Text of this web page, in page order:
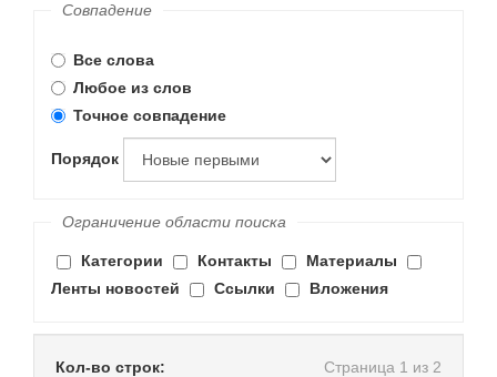
Совпадение
Все слова
Любое из слов
Точное совпадение
Порядок
Ограничение области поиска
Категории Контакты
Материалы
Ленты новостей
Ссылки Вложения
Кол-во строк: Страница 1 из 2